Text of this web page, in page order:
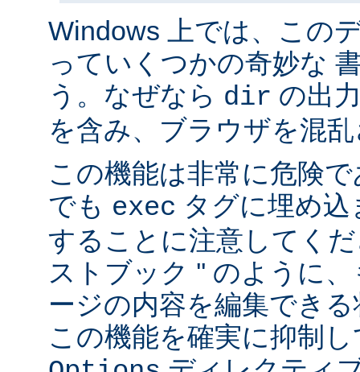
Windows 上では、この
っていくつかの奇妙な
う。なぜなら dir の出
を含み、ブラウザを混
この機能は非常に危険
でも exec タグに埋め
することに注意してく
ストブック '' のように
ージの内容を編集でき
この機能を確実に抑制